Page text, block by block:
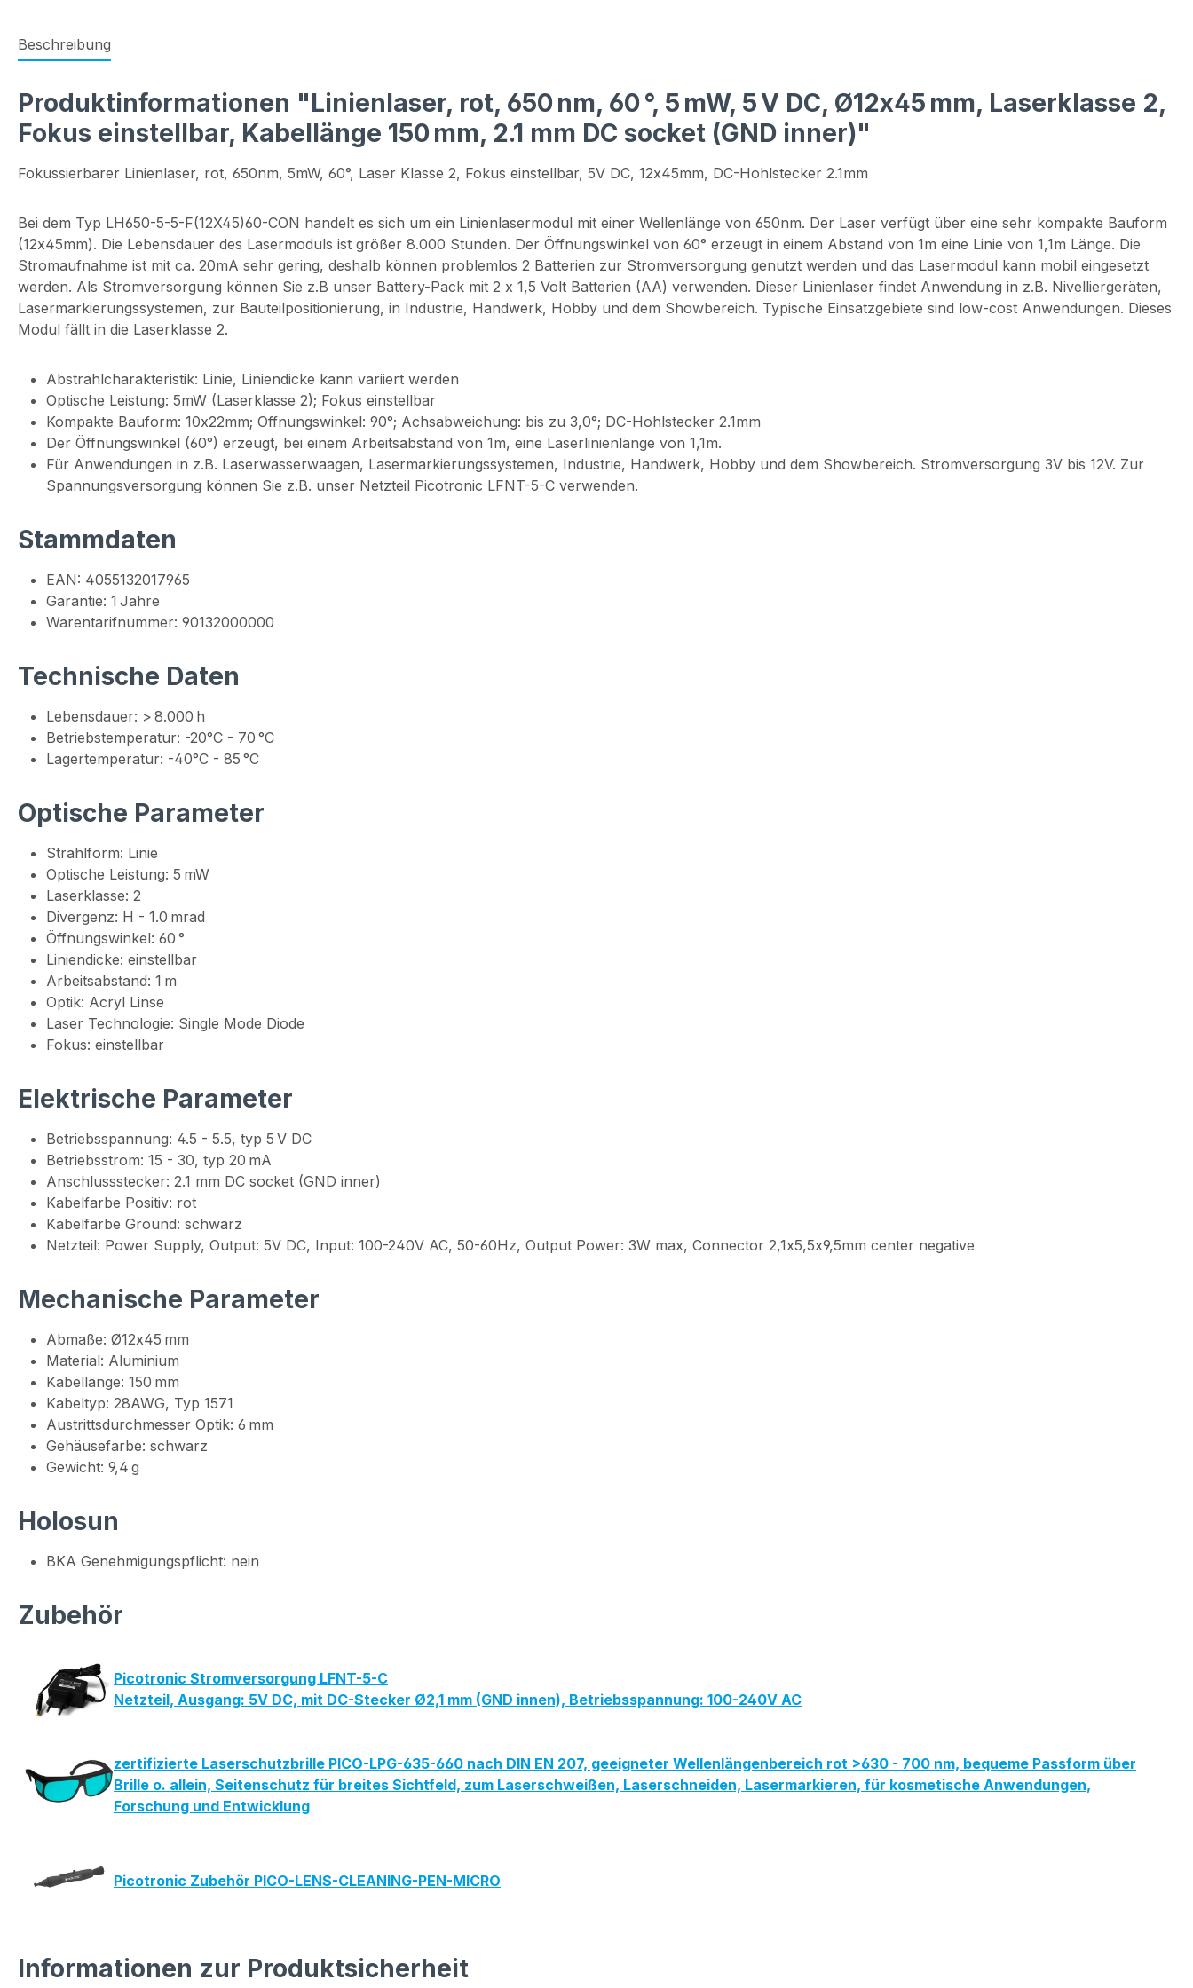
Beschreibung
Produktinformationen "Linienlaser, rot, 650 nm, 60 °, 5 mW, 5 V DC, Ø12x45 mm, Laserklasse 2,
Fokus einstellbar, Kabellänge 150 mm, 2.1 mm DC socket (GND inner)"
Fokussierbarer Linienlaser, rot, 650nm, 5mW, 60°, Laser Klasse 2, Fokus einstellbar, 5V DC, 12x45mm, DC-Hohlstecker 2.1mm
Bei dem Typ LH650-5-5-F(12X45)60-CON handelt es sich um ein Linienlasermodul mit einer Wellenlänge von 650nm. Der Laser verfügt über eine sehr kompakte Bauform
(12x45mm). Die Lebensdauer des Lasermoduls ist größer 8.000 Stunden. Der Öffnungswinkel von 60° erzeugt in einem Abstand von 1m eine Linie von 1,1m Länge. Die
Stromaufnahme ist mit ca. 20mA sehr gering, deshalb können problemlos 2 Batterien zur Stromversorgung genutzt werden und das Lasermodul kann mobil eingesetzt
werden. Als Stromversorgung können Sie z.B unser Battery-Pack mit 2 x 1,5 Volt Batterien (AA) verwenden. Dieser Linienlaser findet Anwendung in z.B. Nivelliergeräten,
Lasermarkierungssystemen, zur Bauteilpositionierung, in Industrie, Handwerk, Hobby und dem Showbereich. Typische Einsatzgebiete sind low-cost Anwendungen. Dieses
Modul fällt in die Laserklasse 2.
Abstrahlcharakteristik: Linie, Liniendicke kann variiert werden
Optische Leistung: 5mW (Laserklasse 2); Fokus einstellbar
Kompakte Bauform: 10x22mm; Öffnungswinkel: 90°; Achsabweichung: bis zu 3,0°; DC-Hohlstecker 2.1mm
Der Öffnungswinkel (60°) erzeugt, bei einem Arbeitsabstand von 1m, eine Laserlinienlänge von 1,1m.
Für Anwendungen in z.B. Laserwasserwaagen, Lasermarkierungssystemen, Industrie, Handwerk, Hobby und dem Showbereich. Stromversorgung 3V bis 12V. Zur
Spannungsversorgung können Sie z.B. unser Netzteil Picotronic LFNT-5-C verwenden.
Stammdaten
EAN: 4055132017965
Garantie: 1 Jahre
Warentarifnummer: 90132000000
Technische Daten
Lebensdauer: > 8.000 h
Betriebstemperatur: -20°C - 70 °C
Lagertemperatur: -40°C - 85 °C
Optische Parameter
Strahlform: Linie
Optische Leistung: 5 mW
Laserklasse: 2
Divergenz: H - 1.0 mrad
Öffnungswinkel: 60 °
Liniendicke: einstellbar
Arbeitsabstand: 1 m
Optik: Acryl Linse
Laser Technologie: Single Mode Diode
Fokus: einstellbar
Elektrische Parameter
Betriebsspannung: 4.5 - 5.5, typ 5 V DC
Betriebsstrom: 15 - 30, typ 20 mA
Anschlussstecker: 2.1 mm DC socket (GND inner)
Kabelfarbe Positiv: rot
Kabelfarbe Ground: schwarz
Netzteil: Power Supply, Output: 5V DC, Input: 100-240V AC, 50-60Hz, Output Power: 3W max, Connector 2,1x5,5x9,5mm center negative
Mechanische Parameter
Abmaße: Ø12x45 mm
Material: Aluminium
Kabellänge: 150 mm
Kabeltyp: 28AWG, Typ 1571
Austrittsdurchmesser Optik: 6 mm
Gehäusefarbe: schwarz
Gewicht: 9,4 g
Holosun
BKA Genehmigungspflicht: nein
Zubehör
Picotronic Stromversorgung LFNT-5-C
Netzteil, Ausgang: 5V DC, mit DC-Stecker Ø2,1 mm (GND innen), Betriebsspannung: 100-240V AC
zertifizierte Laserschutzbrille PICO-LPG-635-660 nach DIN EN 207, geeigneter Wellenlängenbereich rot >630 - 700 nm, bequeme Passform über
Brille o. allein, Seitenschutz für breites Sichtfeld, zum Laserschweißen, Laserschneiden, Lasermarkieren, für kosmetische Anwendungen,
Forschung und Entwicklung
Picotronic Zubehör PICO-LENS-CLEANING-PEN-MICRO
Informationen zur Produktsicherheit